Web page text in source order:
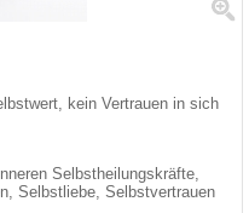
kein Vertrauen in sich
Selbstheilungskräfte,
Selbstliebe, Selbstvertrauen